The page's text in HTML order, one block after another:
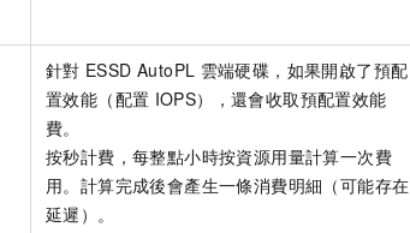
針對 ESSD AutoPL 雲端硬碟，如果開啟了預配
置效能（配置 IOPS），還會收取預配置效能
費。
按秒計費，每整點小時按資源用量計算一次費
用。計算完成後會產生一條消費明細（可能存在
延遲）。